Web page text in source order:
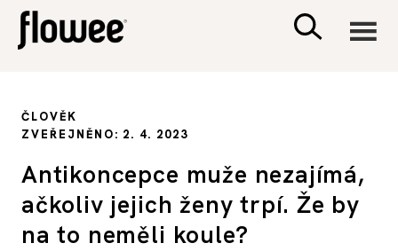
PSYCHOLOGIE
ČLOVĚK
ZVEŘEJNĚNO: 2. 4. 2023
Antikoncepce muže nezajímá,
ačkoliv jejich ženy trpí. Že by
na to neměli koule?